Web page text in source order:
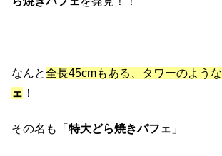
なんと全長45cmもある、タワーのような
ェ ！
その名も「 特大どら焼きパフェ 」